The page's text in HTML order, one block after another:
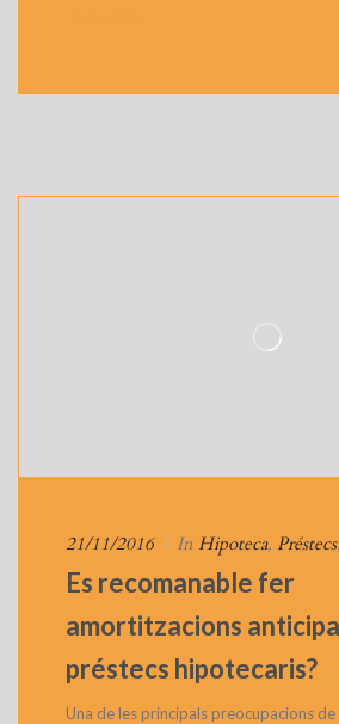
21/11/2016 | In Hipoteca, Préstecs,
Es recomanable fer
amortitzacions
préstecs hipotecaris?
Una de les principals preocupacions de